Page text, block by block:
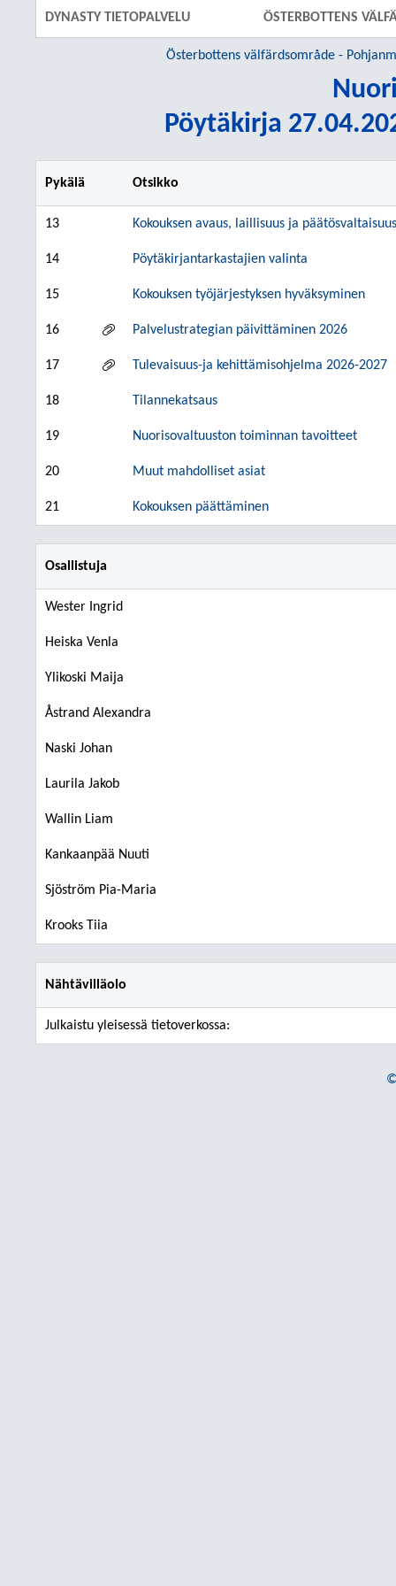
DYNASTY TIETOPALVELU ÖSTERBOTTENS
Österbottens välfärdsområde -
Pöytäkirja
Pykälä Otsikko
13 Kokouksen avaus, laillisuus ja päätösvaltaisuus
14 Pöytäkirjantarkastajien valinta
15 Kokouksen työjärjestyksen hyväksyminen
16 Palvelustrategian päivittäminen 2026
17 Tulevaisuus-ja kehittämisohjelma 2026-2027
18 Tilannekatsaus
19 Nuorisovaltuuston toiminnan tavoitteet
20 Muut mahdolliset asiat
21 Kokouksen päättäminen
Osallistuja
Wester Ingrid
Heiska Venla
Ylikoski Maija
Åstrand Alexandra
Naski Johan
Laurila Jakob
Wallin Liam
Kankaanpää Nuuti
Sjöström Pia-Maria
Krooks Tiia
Nähtävilläolo
Julkaistu yleisessä tietoverkossa: